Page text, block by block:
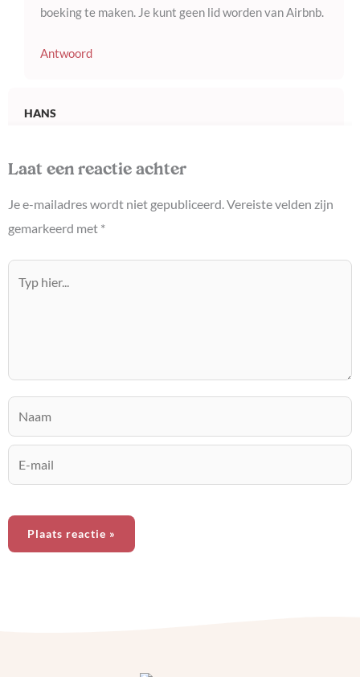
boeking te maken. Je kunt geen lid worden van Airbnb.
Antwoord
HANS
Als je een boeking bij/in Airbnb wilt annuleren, bij wie
reeds betaalde huursom terug te krijgen: bij Airbnb óf bij
de verhuurder óf bij beide?
Antwoord
Hoi Hans, als je via Airbnb geboekt heb, dien je ook te
annuleren via Airbnb zelf.
Antwoord
9 november 2024, 07:02
Ik heb de volgende vraag over het gebruik van airbnb: hoe
Laat een reactie achter
Je e-mailadres wordt niet gepubliceerd. Vereiste velden zijn
gemarkeerd met *
hier...
mail